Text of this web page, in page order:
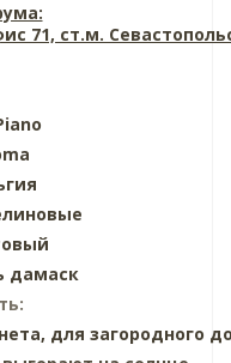
71, ст.м.
дамаск
для загородного